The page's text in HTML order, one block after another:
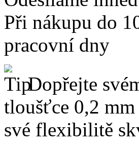
Při nákupu do
pracovní dny
Dopřejte
tloušťce 0,2
své flexibilitě